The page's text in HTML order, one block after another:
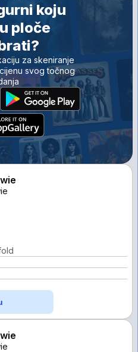
koju
ploče
za skeniranje
svog točnog